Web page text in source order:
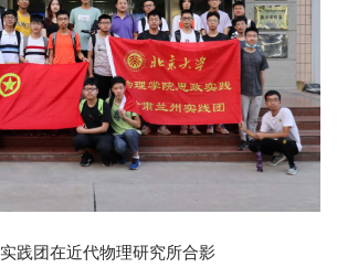
实践团在近代物理研究所合影